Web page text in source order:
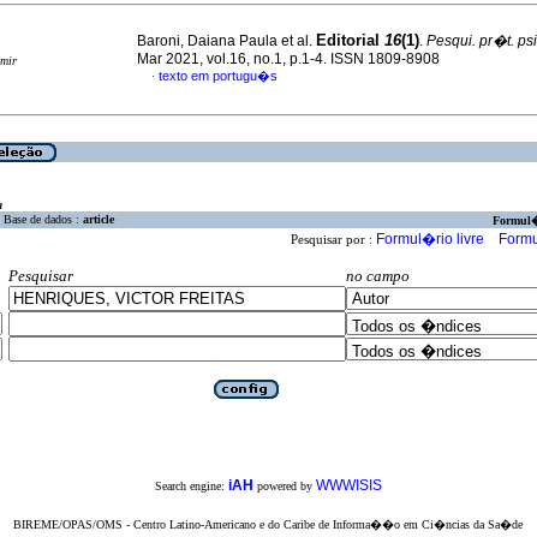
Baroni, Daiana Paula et al. Editorial 16(1). Pesqui. pr�t.
Mar 2021, vol.16, no.1, p.1-4. ISSN 1809-8908
· texto em portugu�s
Base de dados : article
Pesquisar por : Formul�rio livre
Pesquisar
no campo
Search engine: iAH powered by WWWISIS
BIREME/OPAS/OMS - Centro Latino-Americano e do Caribe de Informa��o em Ci�ncias da Sa�de